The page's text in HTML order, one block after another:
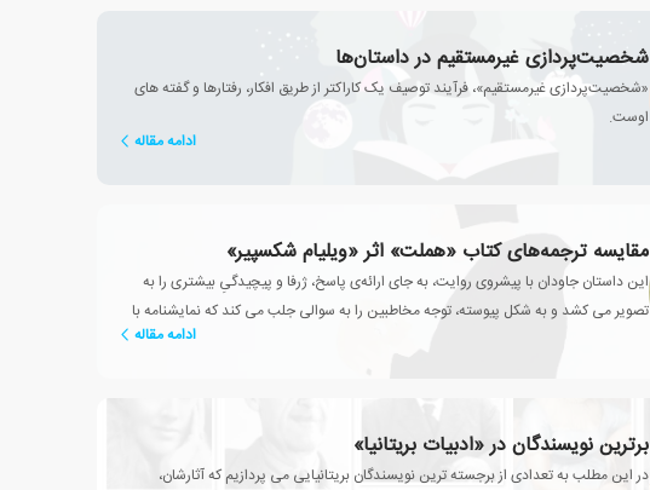
شخصیت‌پردازی غیرمستقیم در داستان‌ها
«شخصیت‌پردازی غیرمستقیم»، فرآیند توصیف یک کاراکتر از طریق افکار، رفتارها و گفته های
اوست.
ادامه مقاله
مقایسه ترجمه‌های کتاب «هملت» اثر «ویلیام شکسپیر»
این داستان جاودان با پیشروی روایت، به جای ارائه‌ی پاسخ، ژرفا و پیچیدگیِ بیشتری را به
تصویر می کشد و به شکل پیوسته، توجه مخاطبین را به سوالی جلب می کند که نمایشنامه با
ادامه مقاله
برترین نویسندگان در «ادبیات بریتانیا»
در این مطلب به تعدادی از برجسته ترین نویسندگان بریتانیایی می پردازیم که آثارشان،